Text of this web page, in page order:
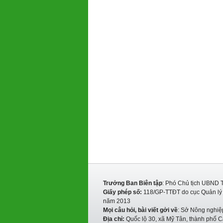
Trưởng Ban Biên tập: Phó Chủ tịch UBND
Giấy phép số: 118/GP-TTĐT do cục Quản
năm 2013
Mọi câu hỏi, bài viết gởi về: Sở Nông
Địa chỉ: Quốc lộ 30, xã Mỹ Tân, thành phố